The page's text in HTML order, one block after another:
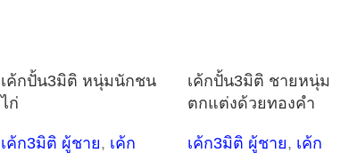
เค้กปั้น3มิติ หนุ่มนักชน
ไก่
เค้ก3มิติ ผู้ชาย, เค้ก
เค้กปั้น3มิติ ชายหนุ่ม
ตกแต่งด้วยทองคำ
เค้ก3มิติ ผู้ชาย, เค้ก